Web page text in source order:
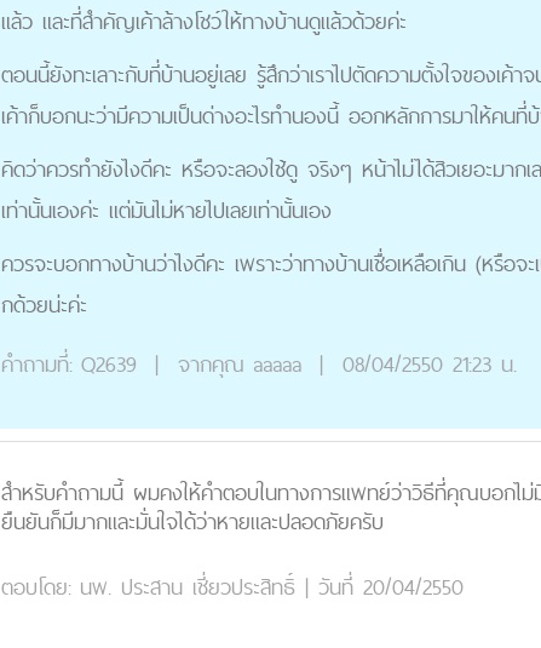
แล้ว และที่สำคัญเค้าล้างโชว์ให้ทางบ้านดูแล้วด้วยค่ะ
ตอนนี้ยังทะเลาะกับที่บ้านอยู่เลย รู้สึกว่าเราไปตัดความตั้งใจของเ
เค้าก็บอกนะว่ามีความเป็นด่างอะไรทำนองนี้ ออกหลักการมาให้คนที่
คิดว่าควรทำยังไงดีคะ หรือจะลองใช้ดู จริงๆ หน้าไม่ได้สิวเยอะม
เท่านั้นเองค่ะ แต่มันไม่หายไปเลยเท่านั้นเอง
ควรจะบอกทางบ้านว่าไงดีคะ เพราะว่าทางบ้านเชื่อเหลือเกิน (หรือ
กด้วยน่ะค่ะ
คำถามที่: Q2639 | จากคุณ aaaaa | 08/04/2550 21:23 น.
สำหรับคำถามนี้ ผมคงให้คำตอบในทางการแพทย์ว่าวิธีที่คุณบอกไ
ยืนยันก็มีมากและมั่นใจได้ว่าหายและปลอดภัยครับ
ตอบโดย: นพ. ประสาน เชี่ยวประสิทธิ์ | วันที่ 20/04/2550